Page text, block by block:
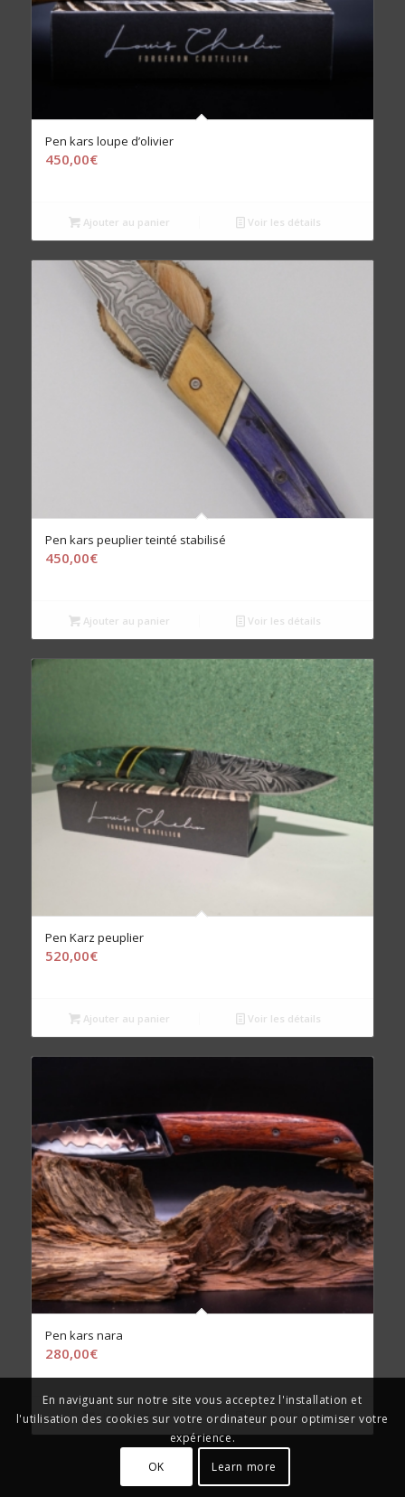
Pen kars loupe d’olivier
450,00€
Ajouter au panier Voir les détails
Pen kars peuplier teinté stabilisé
450,00€
Ajouter au panier Voir les détails
Pen Karz peuplier
520,00€
Ajouter au panier Voir les détails
Pen kars nara
280,00€
Lire la suite Voir les détails
En naviguant sur notre site vous acceptez l'installation et
l'utilisation des cookies sur votre ordinateur pour optimiser votre
expérience.
OK
Learn more